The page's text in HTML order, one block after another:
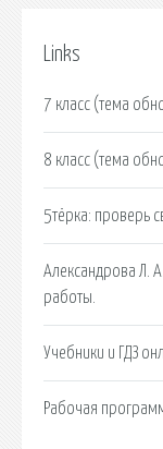
Links
7 класс (тема
8 класс (тема
5тёрка: проверь
Александрова Л.
работы.
Учебники и ГДЗ
Рабочая